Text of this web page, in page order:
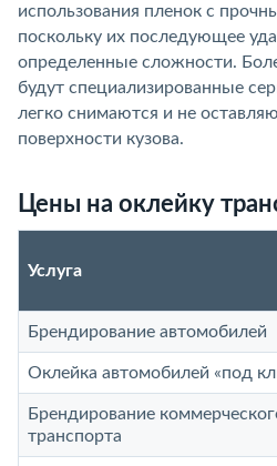
использования пленок с
поскольку их последующее
определенные сложности.
будут специализированные
легко снимаются и не
поверхности кузова.
Цены на оклейку
Услуга
Брендирование автомобилей
Оклейка автомобилей «под
Брендирование
транспорта